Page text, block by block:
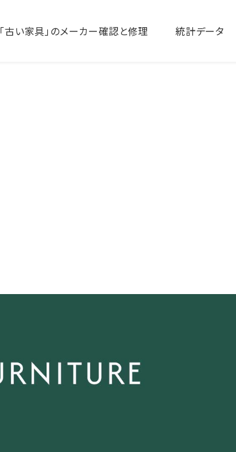
「古い家具」のメーカー確認と修理 統計データ